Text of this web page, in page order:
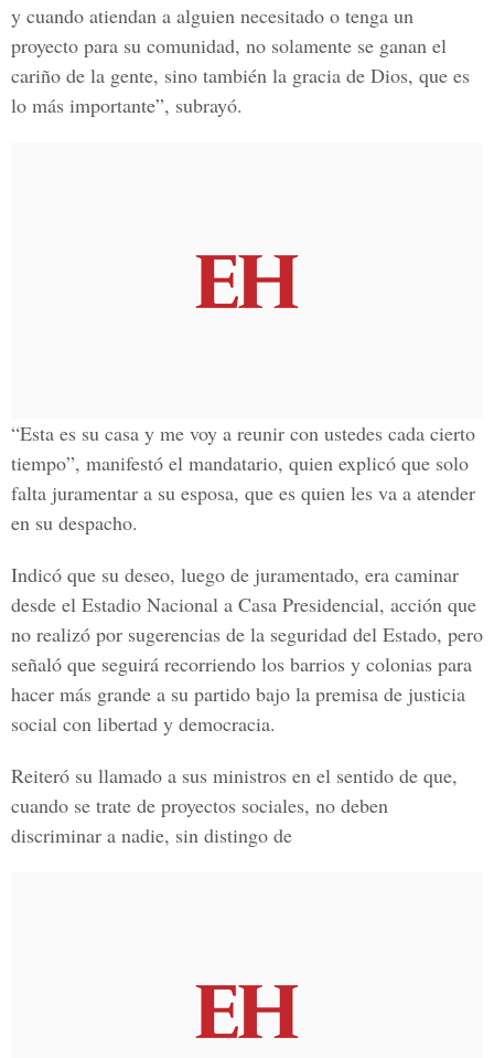
y cuando atiendan a alguien necesitado o tenga un
proyecto para su comunidad, no solamente se ganan el
cariño de la gente, sino también la gracia de Dios, que es
lo más importante”, subrayó.
“Esta es su casa y me voy a reunir con ustedes cada cierto
tiempo”, manifestó el mandatario, quien explicó que solo
falta juramentar a su esposa, que es quien les va a atender
en su despacho.
Indicó que su deseo, luego de juramentado, era caminar
desde el Estadio Nacional a Casa Presidencial, acción que
no realizó por sugerencias de la seguridad del Estado, pero
señaló que seguirá recorriendo los barrios y colonias para
hacer más grande a su partido bajo la premisa de justicia
social con libertad y democracia.
Reiteró su llamado a sus ministros en el sentido de que,
cuando se trate de proyectos sociales, no deben
discriminar a nadie, sin distingo de